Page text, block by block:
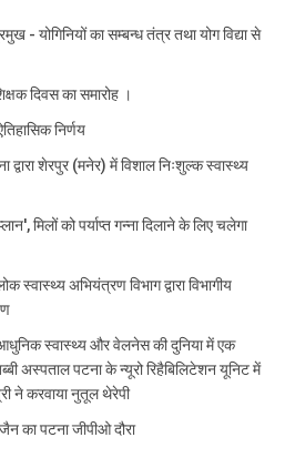
- योगिनियों का सम्बन्ध तंत्र तथा योग विद्या से
दिवस का समारोह ।
निर्णय
शेरपुर (मनेर) में विशाल निःशुल्क स्वास्थ्य
मिलों को पर्याप्त गन्ना दिलाने के लिए चलेगा
स्वास्थ्य अभियंत्रण विभाग द्वारा विभागीय
स्वास्थ्य और वेलनेस की दुनिया में एक
अस्पताल पटना के न्यूरो रिहैबिलिटेशन यूनिट में
ने करवाया नुतूल थेरेपी
का पटना जीपीओ दौरा